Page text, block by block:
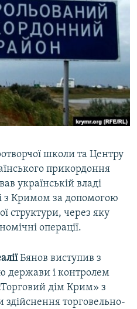
школи та Центру
прикордоння
українській владі
з Кримом за допомогою
структури, через яку
операції.
Бянов виступив з
держави і контролем
дім Крим» з
торговельно-